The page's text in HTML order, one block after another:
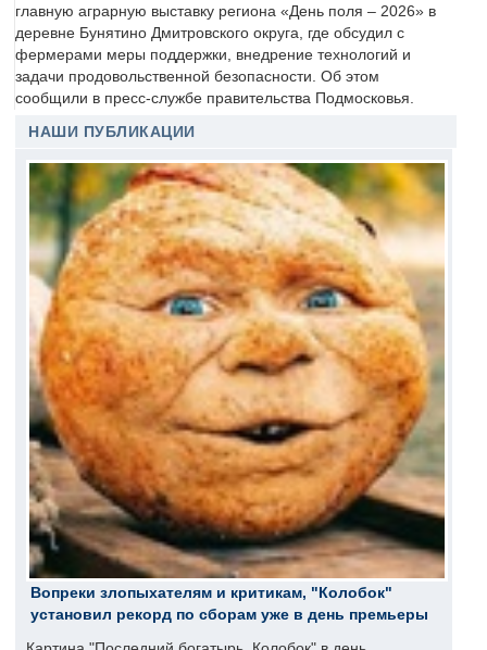
главную аграрную выставку региона «День поля – 2026» в
деревне Бунятино Дмитровского округа, где обсудил с
фермерами меры поддержки, внедрение технологий и
задачи продовольственной безопасности. Об этом
сообщили в пресс-службе правительства Подмосковья.
НАШИ ПУБЛИКАЦИИ
Вопреки злопыхателям и критикам, "Колобок"
установил рекорд по сборам уже в день премьеры